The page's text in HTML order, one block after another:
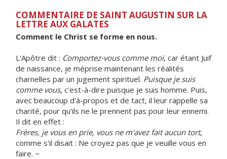
COMMENTAIRE DE SAINT AUGUSTIN SUR LA
LETTRE AUX GALATES
Comment le Christ se forme en nous.
L'Apôtre dit : Comportez-vous comme moi, car étant Juif
de naissance, je méprise maintenant les réalités
charnelles par un jugement spirituel. Puisque je suis
comme vous, c'est-à-dire puisque je suis homme. Puis,
avec beaucoup d'à-propos et de tact, il leur rappelle sa
charité, pour qu'ils ne le prennent pas pour leur ennemi.
Il dit en effet :
Frères, je vous en prie, vous ne m'avez fait aucun tort,
comme s'il disait : Ne croyez pas que je veuille vous en
faire. ~